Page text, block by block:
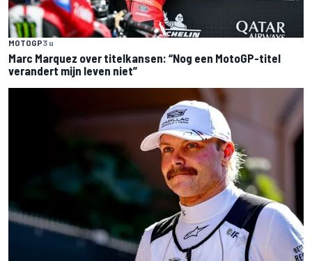
MOTOGP3 u
Marc Marquez over titelkansen: “Nog een MotoGP-titel
verandert mijn leven niet”